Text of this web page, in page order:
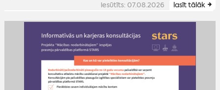
iesūtīts: 07.08.2026 lasīt tālāk